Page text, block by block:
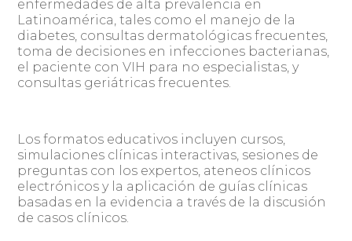
enfermedades de alta prevalencia en
Latinoamérica, tales como el manejo de la
diabetes, consultas dermatológicas frecuentes,
toma de decisiones en infecciones bacterianas,
el paciente con VIH para no especialistas, y
consultas geriátricas frecuentes.
Los formatos educativos incluyen cursos,
simulaciones clínicas interactivas, sesiones de
preguntas con los expertos, ateneos clínicos
electrónicos y la aplicación de guías clínicas
basadas en la evidencia a través de la discusión
de casos clínicos.